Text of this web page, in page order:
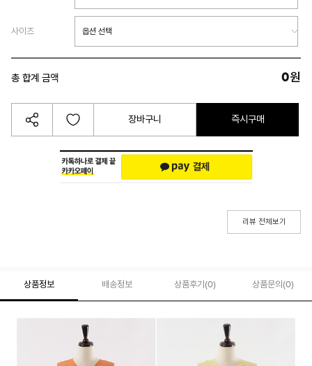
사이즈
총 합계 금액 0원
장바구니 즉시구매
리뷰 전체보기
상품정보 배송정보 상품후기(0) 상품문의 (0)